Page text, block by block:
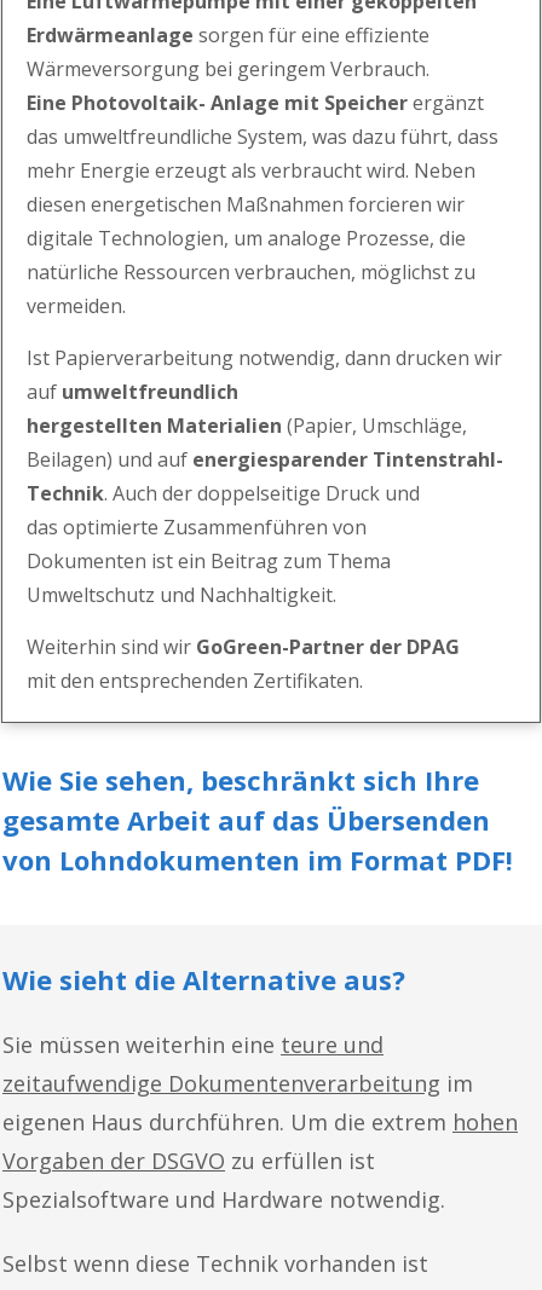
Erdwärmeanlage sorgen für eine effiziente
Wärmeversorgung bei geringem Verbrauch.
Eine Photovoltaik- Anlage mit Speicherergänzt
das umweltfreundliche System, was dazu führt, dass
mehr Energie erzeugt als verbraucht wird. Neben
diesen energetischen Maßnahmen forcieren wir
digitale Technologien, um analoge Prozesse, die
natürliche Ressourcen verbrauchen, möglichst zu
vermeiden.
Ist Papierverarbeitung notwendig, dann drucken wir
auf umweltfreundlich
hergestellten Materialien (Papier, Umschläge,
Beilagen) und auf energiesparender Tintenstrahl-
Technik. Auch der doppelseitige Druck und
das optimierte Zusammenführen von
Dokumenten ist ein Beitrag zum Thema
Umweltschutz und Nachhaltigkeit.
Weiterhin sind wir GoGreen-Partner der DPAG
mitden entsprechenden Zertifikaten.
Wie Sie sehen, beschränkt sich Ihre
gesamte Arbeit auf das Übersenden
von Lohndokumenten im Format PDF!
Wie sieht die Alternative aus?
Sie müssen weiterhin eine teure und
zeitaufwendige Dokumentenverarbeitung im
eigenen Haus durchführen. Um die extrem hohen
Vorgaben der DSGVO zu erfüllen ist
Spezialsoftware und Hardware notwendig.
Selbst wenn diese Technik vorhanden ist